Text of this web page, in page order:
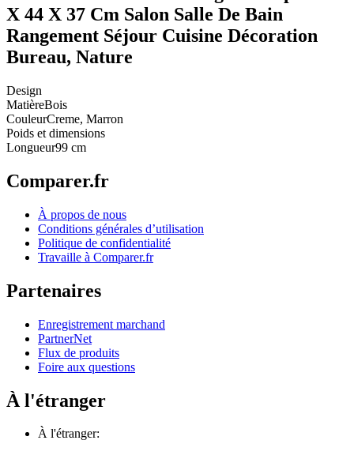
X 44 X 37 Cm Salon Salle De Bain
Rangement Séjour Cuisine Décoration
Bureau, Nature
Design
MatièreBois
CouleurCreme, Marron
Poids et dimensions
Longueur99 cm
Comparer.fr
À propos de nous
Conditions générales d’utilisation
Politique de confidentialité
Travaille à Comparer.fr
Partenaires
Enregistrement marchand
PartnerNet
Flux de produits
Foire aux questions
À l'étranger
À l'étranger: